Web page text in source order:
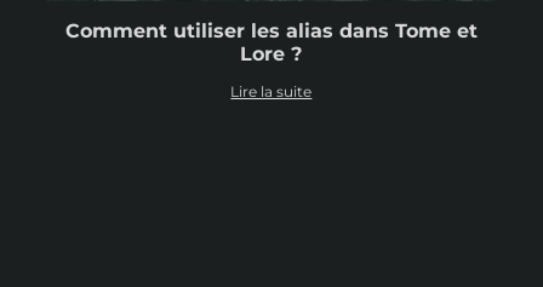
Comment utiliser les alias dans Tome et
Lore ?
Lire la suite